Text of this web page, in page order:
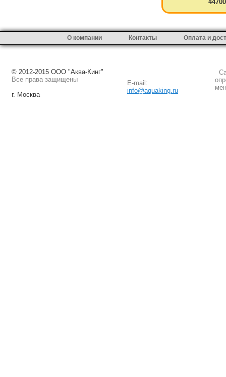
О компании Контакты Оплата и
© 2012-2015 ООО "Аква-Кинг"
Все права защищены
г. Москва
E-mail:
info@aquaking.ru